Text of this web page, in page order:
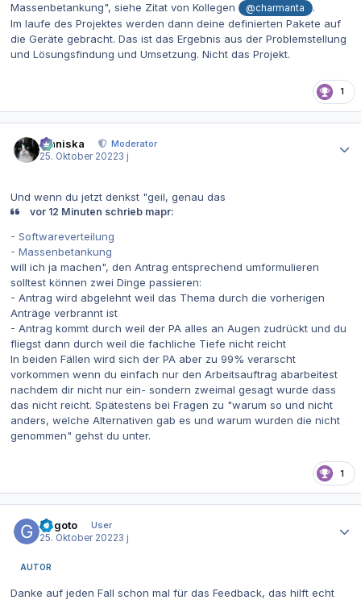
Massenbetankung", siehe Zitat von Kollegen @charmanta
.
Im laufe des Projektes werden dann deine definierten Pakete auf
die Geräte gebracht. Das ist das Ergebnis aus der Problemstellung
und Lösungsfindung und Umsetzung. Nicht das Projekt.
1
Maniska
Moderator
25. Oktober 20223 j
Und wenn du jetzt denkst "geil, genau das
vor 12 Minuten schrieb mapr:
- Softwareverteilung
- Massenbetankung
will ich ja machen", den Antrag entsprechend umformulieren
solltest können zwei Dinge passieren:
- Antrag wird abgelehnt weil das Thema durch die vorherigen
Anträge verbrannt ist
- Antrag kommt durch weil der PA alles an Augen zudrückt und du
fliegst dann durch weil die fachliche Tiefe nicht reicht
In beiden Fällen wird sich der PA aber zu 99% verarscht
vorkommen wenn du einfach nur den Arbeitsauftrag abarbeitest
nachdem dir nicht nur ein- sondern zweimal gesagt wurde dass
das nicht reicht. Spätestens bei Fragen zu "warum so und nicht
anders, welche Alternativen gab es und warum wurden die nicht
genommen" gehst du unter.
1
Gegoto
User
25. Oktober 20223 j
AUTOR
Danke auf jeden Fall schon mal für das Feedback, das hilft echt